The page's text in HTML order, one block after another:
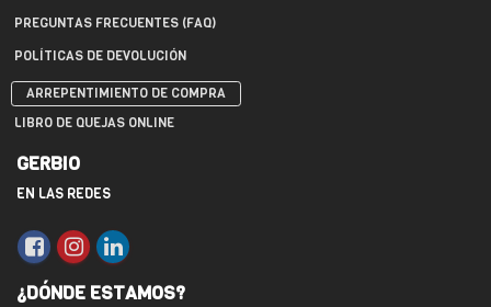
PREGUNTAS FRECUENTES (FAQ)
POLÍTICAS DE DEVOLUCIÓN
ARREPENTIMIENTO DE COMPRA
LIBRO DE QUEJAS ONLINE
GERBIO
EN LAS REDES
¿DÓNDE ESTAMOS?